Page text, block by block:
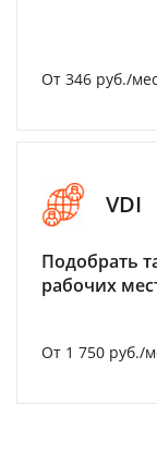
От 346 руб./
VDI
Подобрать
рабочих
От 1 750 руб./